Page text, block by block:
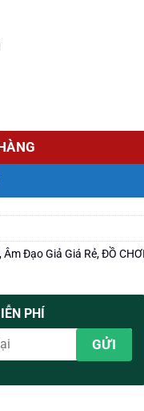
,Âm Đạo Giả Giá Rẻ,ĐỒ
PHÍ